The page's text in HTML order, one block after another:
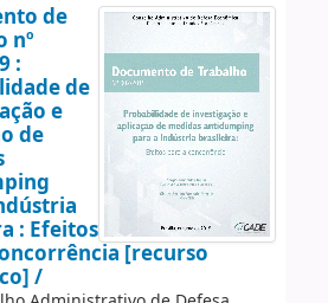
de
nº
:
de
e
de
: Efeitos
[recurso
/